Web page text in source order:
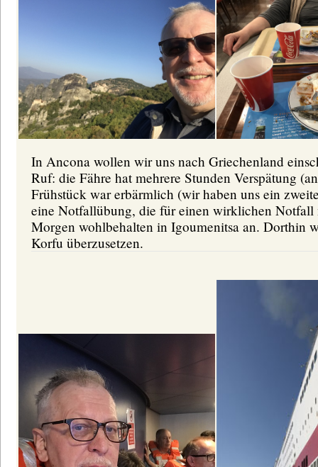
In Ancona wollen wir uns nach Griechenland
Ruf: die Fähre hat mehrere Stunden Verspätung
Frühstück war erbärmlich (wir haben uns ein
eine Notfallübung, die für einen wirklichen Notfall
Morgen wohlbehalten in Igoumenitsa an. Dorthin
Korfu überzusetzen.